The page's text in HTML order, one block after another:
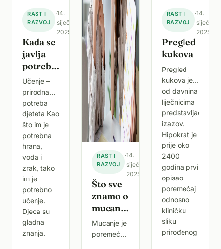
RAST I
RAZVOJ
·14.
siječnja
2025.
Kada se
javlja
potreba
za
učenjem
kod
djeteta?
Učenje –
prirodna
potreba
djeteta Kao
što im je
potrebna
hrana,
voda i
zrak, tako
im je
potrebno
učenje.
Djeca su
gladna
znanja.
RAST I
RAZVOJ
·14.
siječnja
2025.
Što sve
znamo o
mucanju
–
govornom
Mucanje je
poremećaj
RAST I
RAZVOJ
·14.
siječnja
2025.
Pregled
kukova
Pregled
kukova je
od davnina
liječnicima
predstavljao
izazov.
Hipokrat je
prije oko
2400
godina prvi
opisao
poremećaj
odnosno
kliničku
sliku
prirođenog